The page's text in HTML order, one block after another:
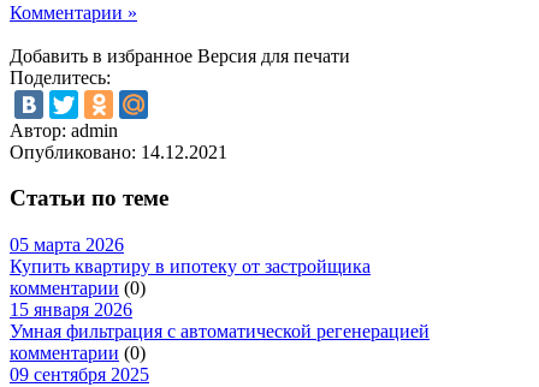
Комментарии »
Добавить в избранное Версия для печати
Поделитесь:
Автор: admin
Опубликовано: 14.12.2021
Статьи по теме
05 марта 2026
Купить квартиру в ипотеку от застройщика
комментарии (0)
15 января 2026
Умная фильтрация с автоматической регенерацией
комментарии (0)
09 сентября 2025